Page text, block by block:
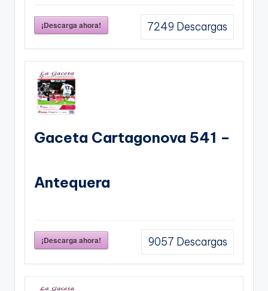
¡Descarga ahora! 7249 Descargas
Gaceta Cartagonova 541 –
Antequera
¡Descarga ahora! 9057 Descargas